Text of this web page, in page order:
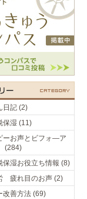
日記 (2)
保湿 (11)
ーお声とビフォ―ア
(284)
保湿お役立ち情報 (8)
疲れ目のお声 (2)
改善方法 (69)